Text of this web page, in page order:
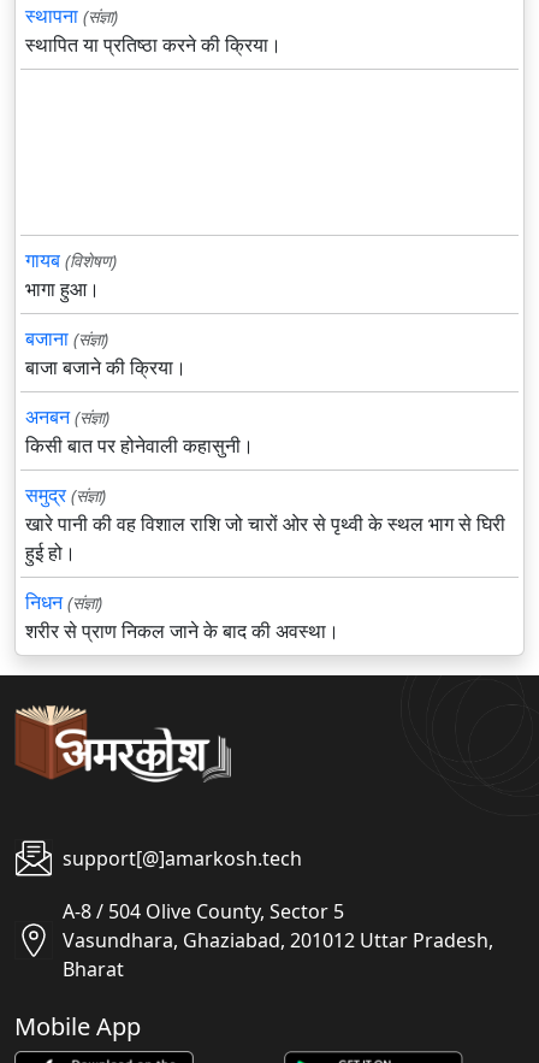
स्थापना (संज्ञा)
स्थापित या प्रतिष्ठा करने की क्रिया।
गायब (विशेषण)
भागा हुआ।
बजाना (संज्ञा)
बाजा बजाने की क्रिया।
अनबन (संज्ञा)
किसी बात पर होनेवाली कहासुनी।
समुद्र (संज्ञा)
खारे पानी की वह विशाल राशि जो चारों ओर से पृथ्वी के स्थल भाग से घिरी
हुई हो।
निधन (संज्ञा)
शरीर से प्राण निकल जाने के बाद की अवस्था।
support[@]amarkosh.tech
A-8 / 504 Olive County, Sector 5
Vasundhara, Ghaziabad, 201012 Uttar Pradesh,
Bharat
Mobile App